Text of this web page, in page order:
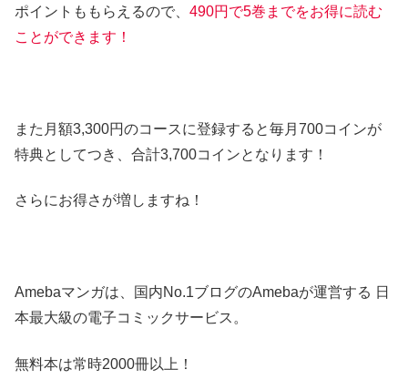
ポイントももらえるので、 490円で5巻までをお得に読む
ことができます！
また月額3,300円のコースに登録すると毎月700コインが
特典としてつき、合計3,700コインとなります！
さらにお得さが増しますね！
Amebaマンガは、国内No.1ブログのAmebaが運営する 日
本最大級の電子コミックサービス。
無料本は常時2000冊以上！